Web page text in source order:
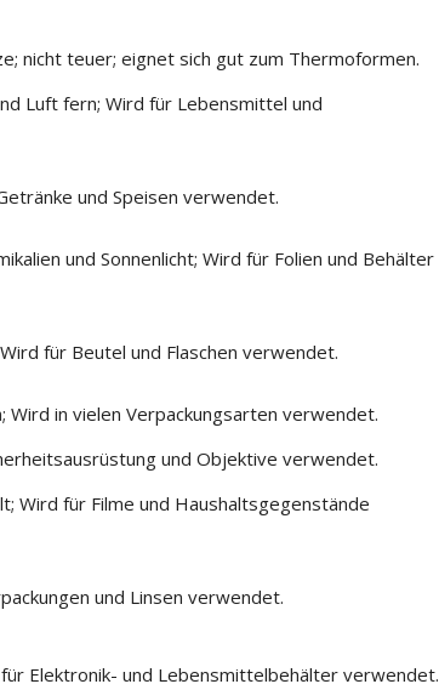
nicht teuer; eignet sich gut zum Thermoformen.
Luft fern; Wird für Lebensmittel und
und Speisen verwendet.
und Sonnenlicht; Wird für Folien und Behälter
für Beutel und Flaschen verwendet.
Wird in vielen Verpackungsarten verwendet.
und Objektive verwendet.
Wird für Filme und Haushaltsgegenstände
und Linsen verwendet.
Elektronik- und Lebensmittelbehälter verwendet.